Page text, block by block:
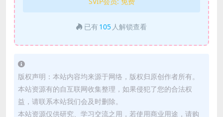
已有 105 人解锁查看
版权声明：本站内容均来源于网络，版权归原创作者所有。
本站资源有的自互联网收集整理，如果侵犯了您的合法权
益，请联系本站我们会及时删除。
本站资源仅供研究、学习交流之用，若使用商业用途，请购